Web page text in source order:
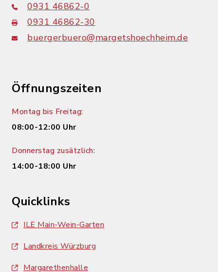
0931 46862-0
0931 46862-30
buergerbuero@margetshoechheim.de
Öffnungszeiten
Montag bis Freitag:
08:00-12:00 Uhr
Donnerstag zusätzlich:
14:00-18:00 Uhr
Quicklinks
ILE Main-Wein-Garten
Landkreis Würzburg
Margarethenhalle